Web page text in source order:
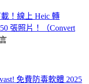
！線上 Heic 轉
張照片！（Convert
免費防毒軟體 2025